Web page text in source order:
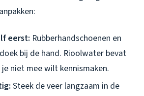
eerst: Rubberhandschoenen en
bij de hand. Rioolwater bevat
niet mee wilt kennismaken.
Steek de veer langzaam in de